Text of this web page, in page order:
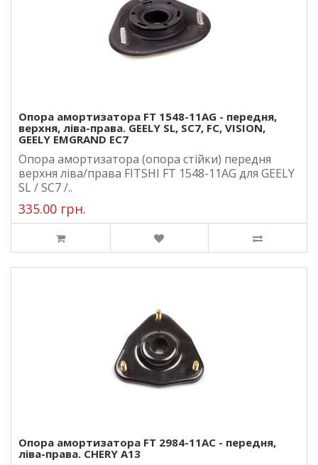
Опора амортизатора FT 1548-11AG - передня,
верхня, ліва-права. GEELY SL, SC7, FC, VISION,
GEELY EMGRAND EC7
Опора амортизатора (опора стійки) передня
верхня ліва/права FITSHI FT 1548-11AG для GEELY
SL / SC7 /..
335.00 грн.
Опора амортизатора FT 2984-11AC - передня,
ліва-права. CHERY A13